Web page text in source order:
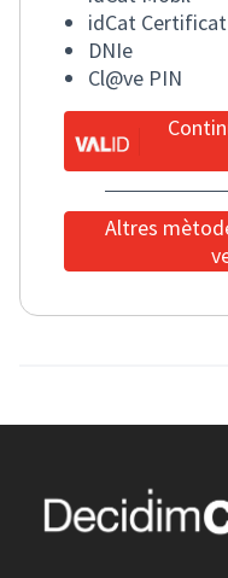
idCat Certificat
DNIe
Cl@ve PIN
Altres